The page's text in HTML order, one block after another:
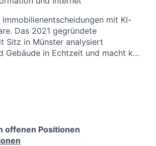
mit KI-
Das 2021 gegründete
Sitz in Münster analysiert
Gebäude in Echtzeit und macht k…
offenen Positionen